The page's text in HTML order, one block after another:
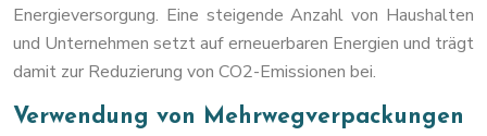
Energieversorgung. Eine steigende Anzahl von Haushalten
und Unternehmen setzt auf erneuerbaren Energien und trägt
damit zur Reduzierung von CO2-Emissionen bei.
Verwendung von Mehrwegverpackungen